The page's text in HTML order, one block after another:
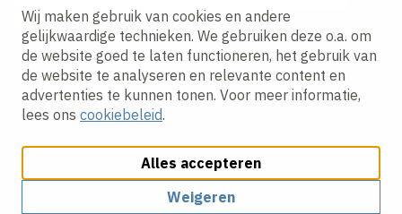
Wij maken gebruik van cookies en andere
gelijkwaardige technieken. We gebruiken deze o.a. om
de website goed te laten functioneren, het gebruik van
de website te analyseren en relevante content en
advertenties te kunnen tonen. Voor meer informatie,
lees ons cookiebeleid.
Alles accepteren
Weigeren
Ik ga akkoord met hetprivacy statement.
Cookies aanpassenCookie beleidPrivacy policy